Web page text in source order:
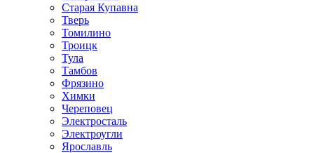
Старая Купавна
Тверь
Томилино
Троицк
Тула
Тамбов
Фрязино
Химки
Череповец
Электросталь
Электроугли
Ярославль